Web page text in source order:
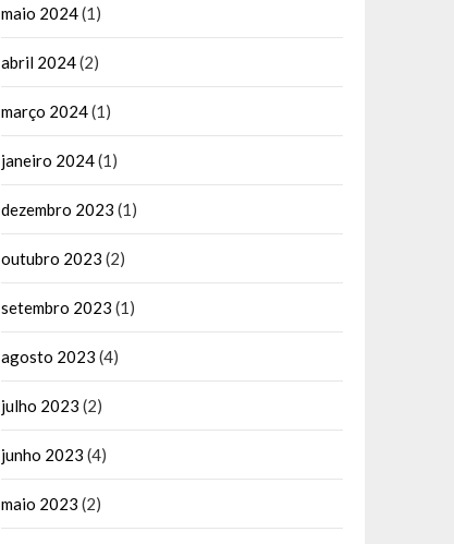
maio 2024(1)
abril 2024(2)
março 2024(1)
janeiro 2024(1)
dezembro 2023 (1)
outubro 2023 (2)
setembro 2023 (1)
agosto 2023 (4)
julho 2023 (2)
junho 2023 (4)
maio 2023 (2)